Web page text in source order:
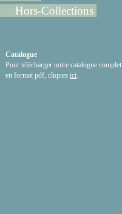
Hors-Collections
Catalogue
Pour télécharger notre catalogue complet
en format pdf, cliquez ici.